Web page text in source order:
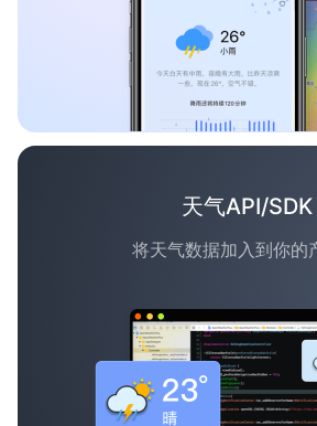
天气API/SDK
将天气数据加入到你的